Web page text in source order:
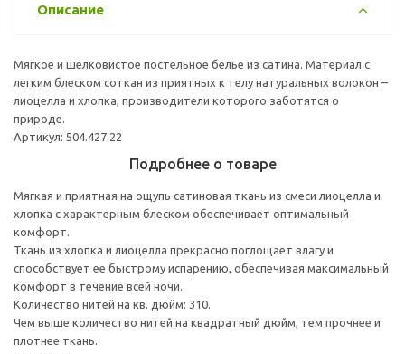
Описание
Мягкое и шелковистое постельное белье из сатина. Материал с
легким блеском соткан из приятных к телу натуральных волокон –
лиоцелла и хлопка, производители которого заботятся о
природе.
Артикул: 504.427.22
Подробнее о товаре
Мягкая и приятная на ощупь сатиновая ткань из смеси лиоцелла и
хлопка с характерным блеском обеспечивает оптимальный
комфорт.
Ткань из хлопка и лиоцелла прекрасно поглощает влагу и
способствует ее быстрому испарению, обеспечивая максимальный
комфорт в течение всей ночи.
Количество нитей на кв. дюйм: 310.
Чем выше количество нитей на квадратный дюйм, тем прочнее и
плотнее ткань.